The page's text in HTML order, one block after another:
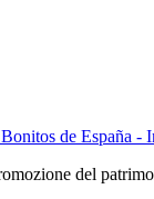
de España -
del